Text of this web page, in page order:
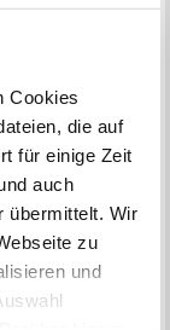
Cookies
die auf
für einige Zeit
auch
übermittelt. Wir
zu
und
zum